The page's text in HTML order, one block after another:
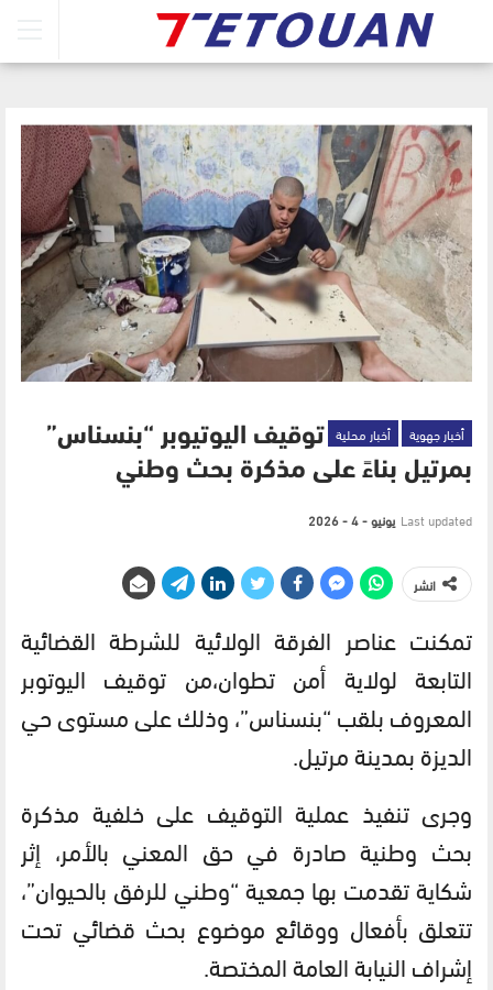
أخبار جهوية أخبار محلية توقيف اليوتيوبر “بنسناس”
بمرتيل بناءً على مذكرة بحث وطني
Last updated يونيو - 4 - 2026
انشر
تمكنت عناصر الفرقة الولائية للشرطة القضائية
التابعة لولاية أمن تطوان،من توقيف اليوتوبر
المعروف بلقب “بنسناس”، وذلك على مستوى حي
الديزة بمدينة مرتيل.
وجرى تنفيذ عملية التوقيف على خلفية مذكرة
بحث وطنية صادرة في حق المعني بالأمر، إثر
شكاية تقدمت بها جمعية “وطني للرفق بالحيوان”،
تتعلق بأفعال ووقائع موضوع بحث قضائي تحت
إشراف النيابة العامة المختصة.